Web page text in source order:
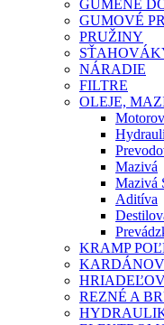
GUMENÉ
GUMOVÉ
PRUŽINY
NÁRADIE
FILTRE
OLEJE,
Mazivá
Mazivá
Aditíva
KRAMP
REZNÉ A